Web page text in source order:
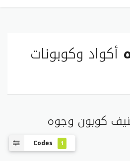
أكواد وكوبونات
كوبون وجوه
Codes 1